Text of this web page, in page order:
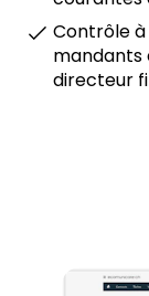
Contrôle
directeur